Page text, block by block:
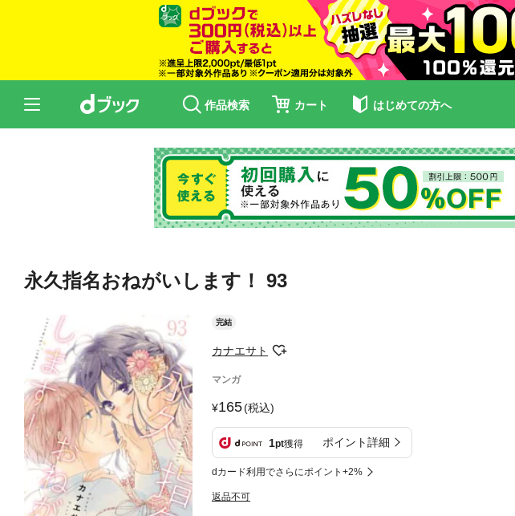
作品検索 カート はじめての方へ
永久指名おねがいします！ 93
完結
カナエサト
マンガ
165(税込)
1pt獲得 ポイント詳細
dカード利用でさらにポイント+2%
返品不可